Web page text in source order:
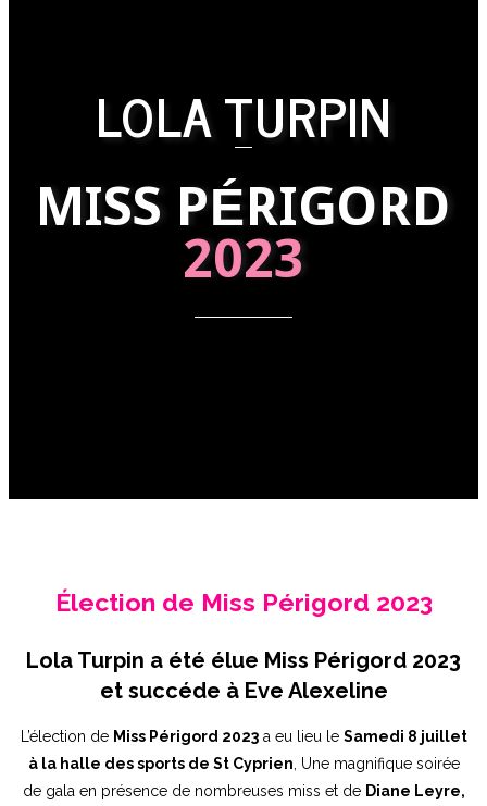
LOLA TURPIN
MISS PÉRIGORD
2023
Élection de Miss Périgord 2023
Lola Turpin a été élue Miss Périgord 2023
et succéde à Eve Alexeline
L’élection de Miss Périgord 2023a eu lieu le Samedi 8 juillet
à la halle des sports de St Cyprien, Une magnifique soirée
de gala en présence de nombreuses miss et de Diane Leyre,